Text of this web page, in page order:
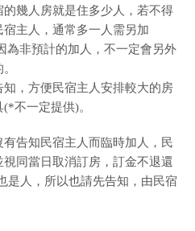
幾人房就是住多少人，若不得
主人，通常多一人需另加
為非預計的加人，不一定會另外
，方便民宿主人安排較大的房
不一定提供)。
告知民宿主人而臨時加人，民
同當日取消訂房，訂金不退還
是人，所以也請先告知，由民宿